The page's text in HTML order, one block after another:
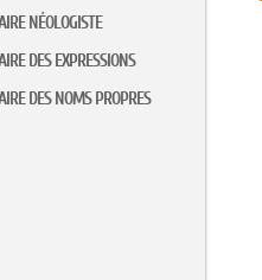
NÉOLOGISTE
DES EXPRESSIONS
DES NOMS PROPRES